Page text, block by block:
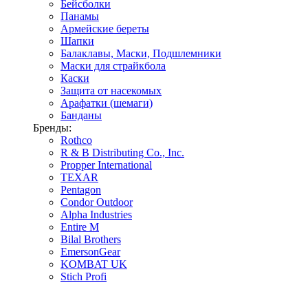
Бейсболки
Панамы
Армейские береты
Шапки
Балаклавы, Маски, Подшлемники
Маски для страйкбола
Каски
Защита от насекомых
Арафатки (шемаги)
Банданы
Бренды:
Rothco
R & B Distributing Co., Inc.
Propper International
TEXAR
Pentagon
Condor Outdoor
Alpha Industries
Entire M
Bilal Brothers
EmersonGear
KOMBAT UK
Stich Profi